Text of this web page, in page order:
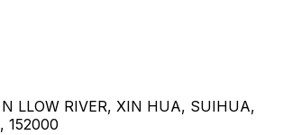
LLOW RIVER, XIN HUA, SUIHUA,
152000